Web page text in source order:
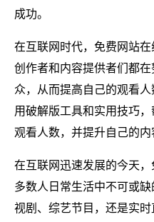
成功。
在互联网时代，免费网站
创作者和内容提供者们都
众，从而提高自己的观看
用破解版工具和实用技巧
观看人数，并提升自己的内
在互联网迅速发展的今天
多数人日常生活中不可或
视剧、综艺节目，还是实